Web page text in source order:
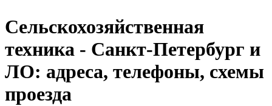
Сельскохозяйственная
техника - Санкт-Петербург и
ЛО: адреса, телефоны, схемы
проезда